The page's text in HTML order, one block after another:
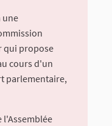
une
qui propose
cours d'un
parlementaire,
l'Assemblée